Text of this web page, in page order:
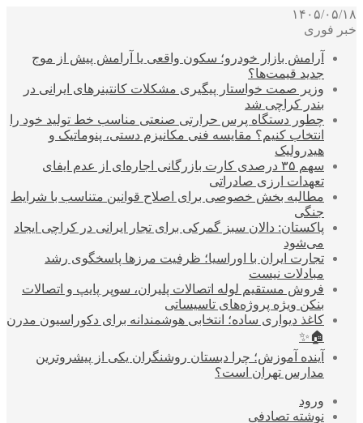
۱۴۰۵/۰۵/۱۸
خبر فوری
آرامش بازار خودرو؛ سکون واقعی یا آرامش پیش از موج
جدید قیمت‌ها؟
وزیر صمت خواستار پیگیری مشکلات کانتینرهای ایرانی در
بندر کراچی شد
چطور دستگاه پرس حرارتی صنعتی مناسب خط تولید خود را
انتخاب کنیم؟ مقایسه فنی مکانیزم دستی، پنوماتیک و
هیدرولیک
سهم ۳۵ درصدی کارت بازرگانی اجاره‌ای از عدم ایفای
تعهدات ارزی صادراتی
مطالبه بخش خصوصی برای اصلاح قوانین متناسب با شرایط
جنگی
پاکستان: دالان سبز گمرکی برای تجار ایرانی در کراچی ایجاد
می‌شود
تجارت ایران با اوراسیا؛ ظرفیت مرزها پاسخگوی رشد
مبادلات نیست
فروش مستقیم لوله اتصالات پلیران، سوپر پایپ و اتصالات
بنکن ویژه پروژه‌های تاسیساتی
کاغذ دیواری ساده؛ انتخابی هوشمندانه برای دکوراسیون مدرن
🏠✨
آینده آموزش؛ چرا دبستان روشنگران یکی از پیشروترین
مدارس تهران است؟
ورود
نوشته تصادفی